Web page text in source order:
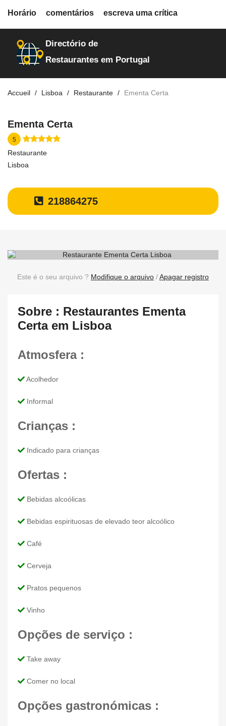
restaurantes
Directório de
Restaurantes em Portugal
Accueil Lisboa Restaurante Ementa Certa
Ementa Certa
5
Restaurante
Lisboa
218864275
Horário comentários escreva uma crítica
Este é o seu arquivo ? Modifique o arquivo /Apagar registro
Sobre : Restaurantes Ementa
Certa em Lisboa
Atmosfera :
Acolhedor
Informal
Crianças :
Indicado para crianças
Ofertas :
Bebidas alcoólicas
Bebidas espirituosas de elevado teor alcoólico
Café
Cerveja
Pratos pequenos
Vinho
Opções de serviço :
Take away
Comer no local
Opções gastronómicas :